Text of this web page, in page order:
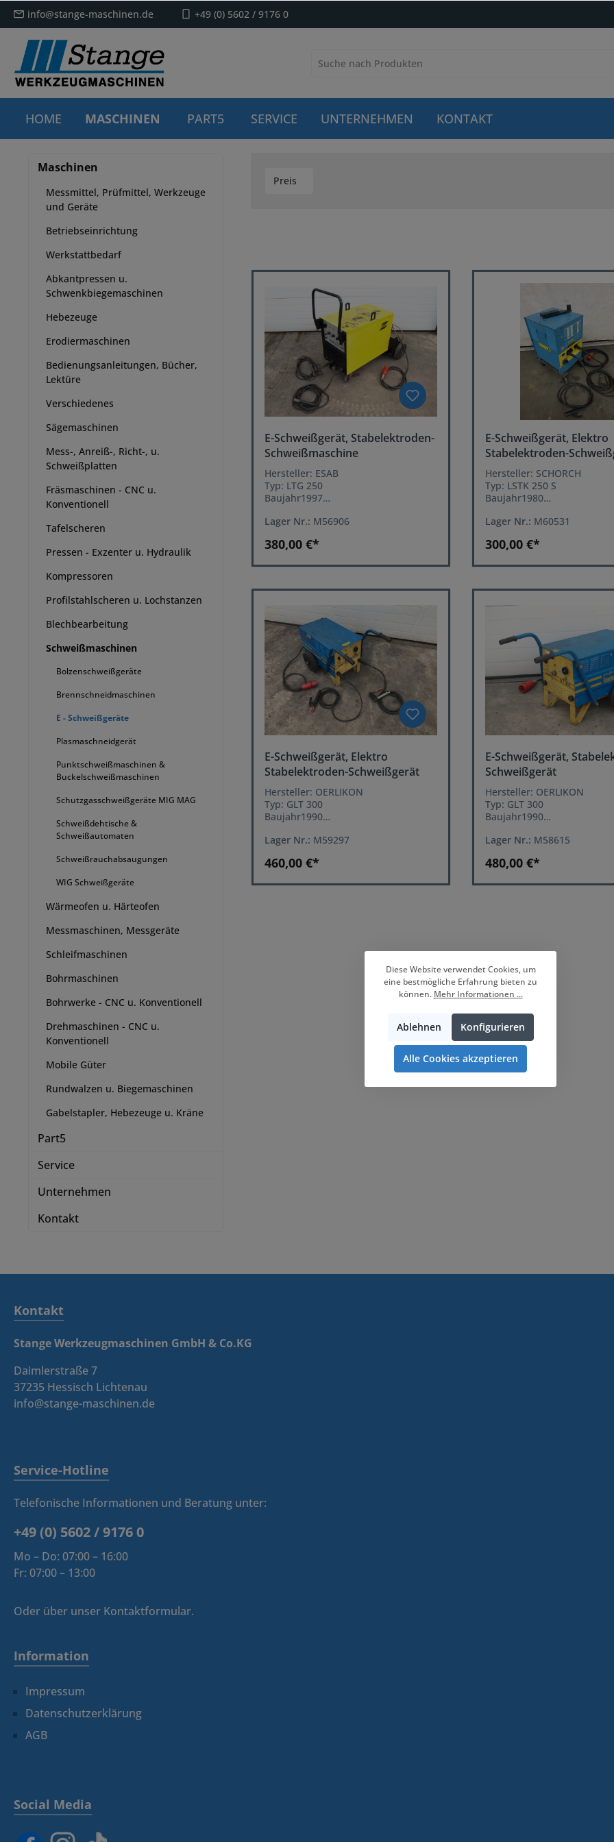
info@stange-maschinen.de +49 (0) 5602 / 9176 0
HOME MASCHINEN PART5 SERVICE UNTERNEHMEN KONTAKT
Maschinen
Messmittel, Prüfmittel, Werkzeuge
und Geräte
Betriebseinrichtung
Werkstattbedarf
Abkantpressen u.
Schwenkbiegemaschinen
Hebezeuge
Erodiermaschinen
Bedienungsanleitungen, Bücher,
Lektüre
Verschiedenes
Sägemaschinen
Mess-, Anreiß-, Richt-, u.
Schweißplatten
Fräsmaschinen - CNC u.
Konventionell
Tafelscheren
Pressen - Exzenter u. Hydraulik
Kompressoren
Profilstahlscheren u. Lochstanzen
Blechbearbeitung
Schweißmaschinen
Bolzenschweißgeräte
Brennschneidmaschinen
E - Schweißgeräte
Plasmaschneidgerät
Punktschweißmaschinen &
Buckelschweißmaschinen
Schutzgasschweißgeräte MIG MAG
Schweißdehtische &
Schweißautomaten
Schweißrauchabsaugungen
WIG Schweißgeräte
Wärmeofen u. Härteofen
Messmaschinen, Messgeräte
Schleifmaschinen
Bohrmaschinen
Bohrwerke - CNC u. Konventionell
Drehmaschinen - CNC u.
Konventionell
Mobile Güter
Rundwalzen u. Biegemaschinen
Gabelstapler, Hebezeuge u. Kräne
Part5
Service
Unternehmen
Kontakt
Preis
E-Schweißgerät, Stabelektroden-
Schweißmaschine
Hersteller: ESAB
Typ: LTG 250
Baujahr1997
Leistungseinstellung: stufenlos
Amp. Stecker
Lager Nr.: M56906
380,00 €*
E-Schweißgerät, Elektro
Stabelektroden-
Hersteller: SCHORCH
Typ: LSTK 250 S
Baujahr1980
Leistungseinstellung:
Amp. Stecker
Lager Nr.: M60531
300,00 €*
E-Schweißgerät, Elektro
Stabelektroden-Schweißgerät
Hersteller: OERLIKON
Typ: GLT 300
Baujahr1990
Leistungseinstellung: stufenlos
Amp. Stecker
Lager Nr.: M59297
460,00 €*
E-Schweißgerät,
Schweißgerät
Hersteller: OERLIKON
Typ: GLT 300
Baujahr1990
Leistungseinstellung:
Amp. Stecker
Lager Nr.: M58615
480,00 €*
Kontakt
Stange Werkzeugmaschinen GmbH & Co.KG
Daimlerstraße 7
37235 Hessisch Lichtenau
info@stange-maschinen.de
Service-Hotline
Telefonische Informationen und Beratung unter:
+49 (0) 5602 / 9176 0
Mo – Do: 07:00 – 16:00
Fr: 07:00 – 13:00
Oder über unser Kontaktformular.
Information
Impressum
Datenschutzerklärung
AGB
Social Media
Diese Website verwendet Cookies, um
eine bestmögliche Erfahrung bieten zu
können. Mehr Informationen ...
Ablehnen Konfigurieren
Alle Cookies akzeptieren